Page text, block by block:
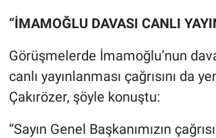
“İMAMOĞLU DAVASI CANLI
Görüşmelerde İmamoğlu’nun
canlı yayınlanması çağrısını da
Çakırözer, şöyle konuştu:
“Sayın Genel Başkanımızın